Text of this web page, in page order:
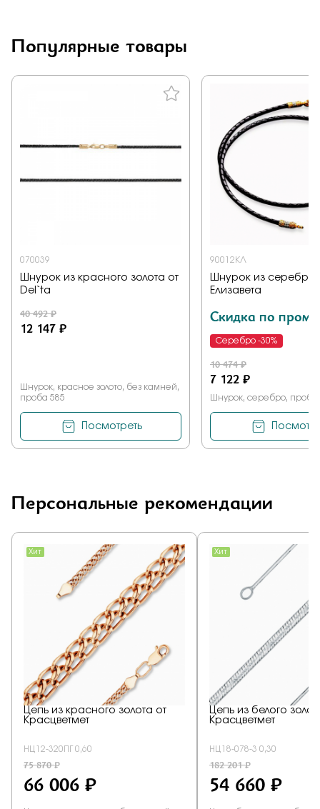
Популярные товары
070039
Шнурок из красного золота от
Del`ta
40 492 ₽
12 147 ₽
Шнурок, красное золото, без камней,
проба 585
Посмотреть
90012КЛ
Шнурок из серебра
Елизавета
Скидка по
Серебро -30%
10 474 ₽
7 122 ₽
Шнурок, серебро, проба
Персональные рекомендации